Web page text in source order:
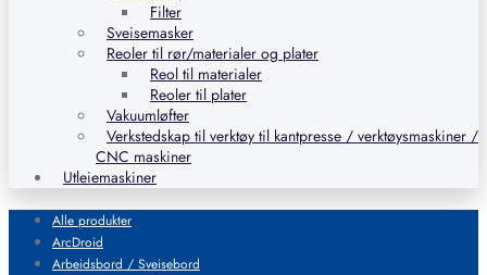
Filter
Sveisemasker
Reoler til rør/materialer og plater
Reol til materialer
Reoler til plater
Vakuumløfter
Verkstedskap til verktøy til kantpresse / verktøysmaskiner /
CNC maskiner
Utleiemaskiner
Alle produkter
ArcDroid
Arbeidsbord / Sveisebord